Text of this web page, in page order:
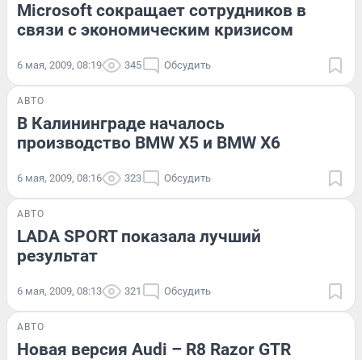
Microsoft сокращает сотрудников в
связи с экономическим кризисом
6 мая, 2009, 08:19 345 Обсудить
АВТО
В Калининграде началось
производство BMW X5 и BMW X6
6 мая, 2009, 08:16 323 Обсудить
АВТО
LADA SPORT показала лучший
результат
6 мая, 2009, 08:13 321 Обсудить
АВТО
Новая версия Audi – R8 Razor GTR